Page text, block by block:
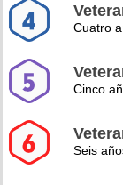
Cuatro
Cinco
Seis